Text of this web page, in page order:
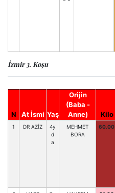
İzmir 3. Koşu
N At İsmi Yaş
Orijin
(Baba -
Anne)
Kilo
1 DR AZİZ
4y
d
a
MEHMET
BORA
60.00